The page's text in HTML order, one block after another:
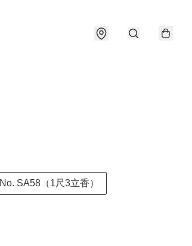
No. SA58（1尺3立香）